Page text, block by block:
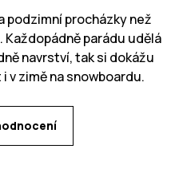
podzimní procházky než
Každopádně parádu udělá
navrství, tak si dokážu
v zimě na snowboardu.